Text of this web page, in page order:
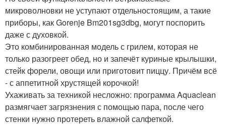
микроволновки не уступают отдельностоящим, а такие
приборы, как Gorenje Bm201sg3dbg, могут поспорить
даже с духовкой.
Это комбинированная модель с грилем, которая не
только разогреет обед, но и запечёт куриные крылышки,
стейк форели, овощи или приготовит пиццу. Причём всё
- с аппетитной хрустящей корочкой!
Ухаживать за техникой несложно: программа Aquaclean
размягчает загрязнения с помощью пара, после чего
стенки нужно протереть влажной салфеткой.